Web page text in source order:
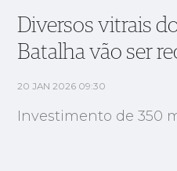
Diversos vitrais
Batalha vão ser
20 JAN 2026 09:30
Investimento de 350